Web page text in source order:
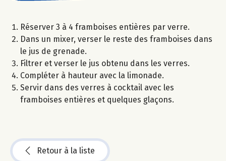
Réserver 3 à 4 framboises entières par verre.
Dans un mixer, verser le reste des framboises dans
le jus de grenade.
Filtrer et verser le jus obtenu dans les verres.
Compléter à hauteur avec la limonade.
Servir dans des verres à cocktail avec les
framboises entières et quelques glaçons.
Retour à la liste